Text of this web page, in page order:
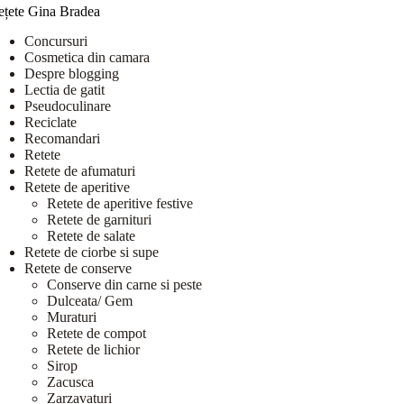
Gina Bradea
Concursuri
Cosmetica din camara
Despre blogging
Lectia de gatit
Pseudoculinare
Reciclate
Recomandari
Retete
Retete de afumaturi
Retete de aperitive
Retete de aperitive festive
Retete de garnituri
Retete de salate
Retete de ciorbe si supe
Retete de conserve
Conserve din carne si peste
Dulceata/ Gem
Muraturi
Retete de compot
Retete de lichior
Sirop
Zacusca
Zarzavaturi